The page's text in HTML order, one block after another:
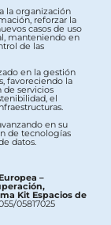
la organización
reforzar la
casos de uso
manteniendo en
de las
en la gestión
favoreciendo la
de servicios
el
en su
de tecnologías
datos.
–
Kit Espacios de
05817025